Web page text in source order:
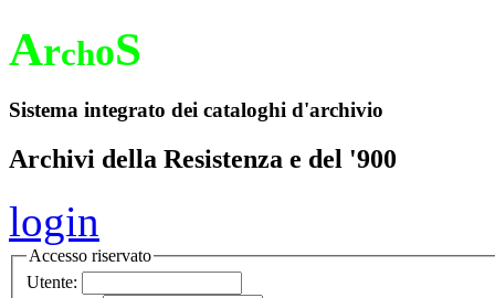
ArchoS
Sistema integrato dei cataloghi d'archivio
Archivi della Resistenza e del '900
login
Accesso riservato
Utente: